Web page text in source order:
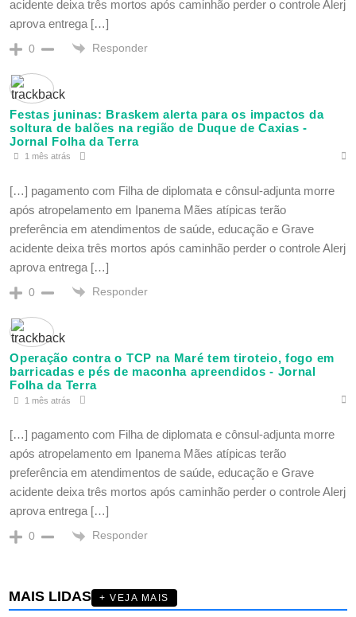
acidente deixa três mortos após caminhão perder o controle Alerj
aprova entrega […]
0 Responder
Festas juninas: Braskem alerta para os impactos da
soltura de balões na região de Duque de Caxias -
Jornal Folha da Terra
1 mês atrás
[…] pagamento com Filha de diplomata e cônsul-adjunta morre
após atropelamento em Ipanema Mães atípicas terão
preferência em atendimentos de saúde, educação e Grave
acidente deixa três mortos após caminhão perder o controle Alerj
aprova entrega […]
0 Responder
Operação contra o TCP na Maré tem tiroteio, fogo em
barricadas e pés de maconha apreendidos - Jornal
Folha da Terra
1 mês atrás
[…] pagamento com Filha de diplomata e cônsul-adjunta morre
após atropelamento em Ipanema Mães atípicas terão
preferência em atendimentos de saúde, educação e Grave
acidente deixa três mortos após caminhão perder o controle Alerj
aprova entrega […]
0 Responder
MAIS LIDAS + VEJA MAIS